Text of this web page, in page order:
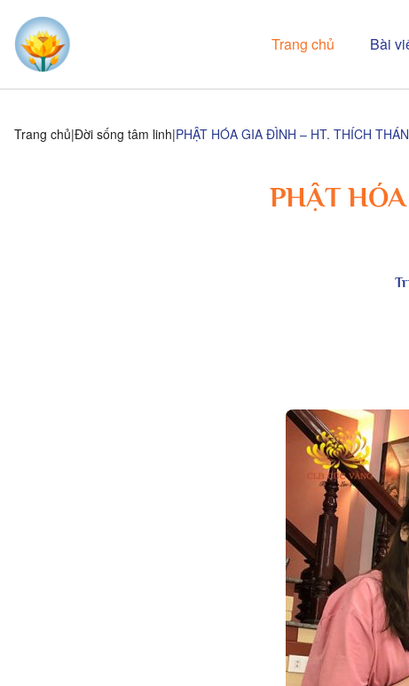
Trang chủ Bài
Trang chủ Đời sống tâm linh PHẬT HÓA GIA ĐÌNH – HT. THÍCH
PHẬT